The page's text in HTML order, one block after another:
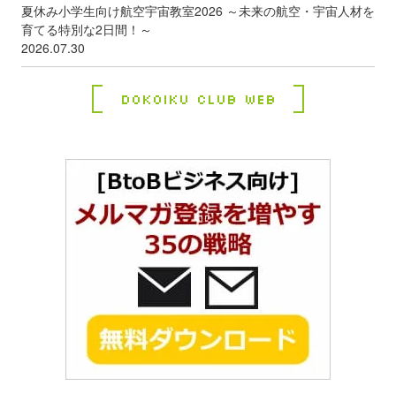
夏休み小学生向け航空宇宙教室2026 ～未来の航空・宇宙人材を
育てる特別な2日間！～
2026.07.30
Dokoiku Club Web